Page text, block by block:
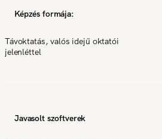
Képzés formája:
Távoktatás, valós idejű oktatói
jelenléttel
Javasolt szoftverek